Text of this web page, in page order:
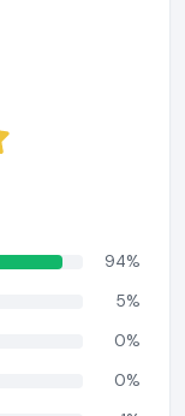
94%
5%
0%
0%